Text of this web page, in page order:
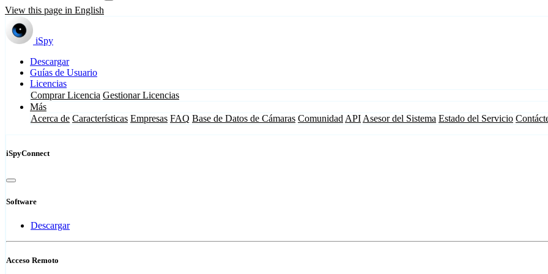
View this page in English
iSpy
Descargar
Guías de Usuario
Licencias
Comprar Licencia Gestionar Licencias
Más
Acerca de Características Empresas FAQ Base de Datos de Cámaras Comunidad API Asesor del Sistema Estado del Servicio
iSpyConnect
Software
Descargar
Acceso Remoto